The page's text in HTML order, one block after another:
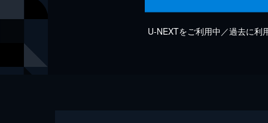
U-NEXTをご利用中／過去に利